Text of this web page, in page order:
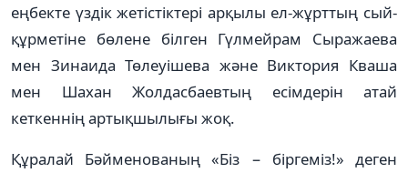
еңбекте үздік жетістіктері арқылы ел-жұрттың сый-
құрметіне бөлене білген Гүлмейрам Сыражаева
мен Зинаида Төлеуішева және Виктория Кваша
мен Шахан Жолдасбаевтың есімдерін атай
кеткеннің артық­шы­лы­ғы жоқ.
Құралай Бәйменованың «Біз − біргеміз!» деген